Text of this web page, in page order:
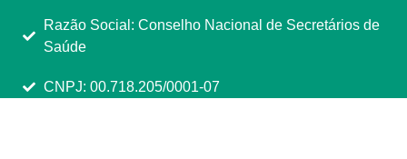
Razão Social: Conselho Nacional de Secretários de
Saúde
CNPJ: 00.718.205/0001-07